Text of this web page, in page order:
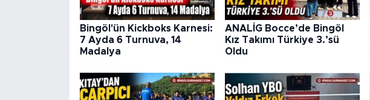
Bingöl'ün Kickboks Karnesi:
7 Ayda 6 Turnuva, 14
Madalya
ANALİG Bocce’de Bingöl
Kız Takımı Türkiye 3.’sü
Oldu